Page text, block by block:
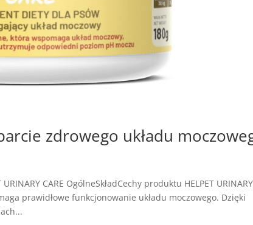
zdrowego układu
CARE OgólneSkładCechy produktu HELPET URINARY
prawidłowe funkcjonowanie układu moczowego. Dzięki